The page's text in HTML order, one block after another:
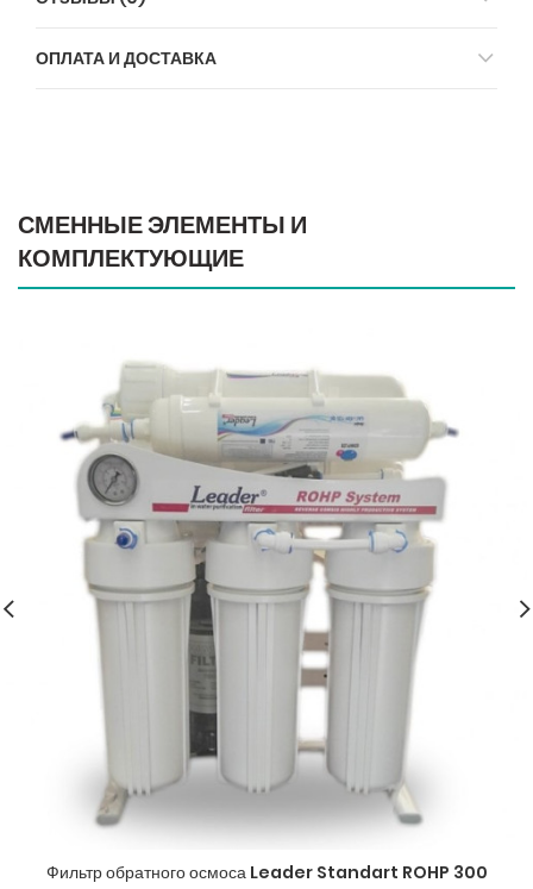
ОПЛАТА И ДОСТАВКА
СМЕННЫЕ ЭЛЕМЕНТЫ И
КОМПЛЕКТУЮЩИЕ
Фильтр обратного осмоса Leader Standart ROHP 300